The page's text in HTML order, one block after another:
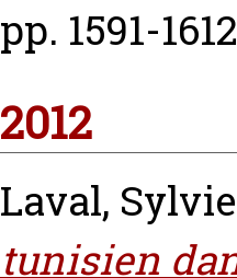
pp. 1591-
2012
Laval, Sylvie
tunisien